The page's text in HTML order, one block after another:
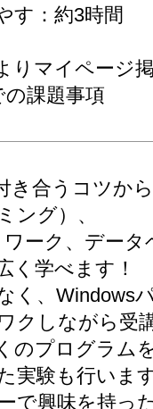
す：約3時間
りマイページ
課題事項
き合うコツか
ング）、
ーク、デー
く学べます！
く、Windows
クしながら受
のプログラム
実験も行います
で興味を持っ